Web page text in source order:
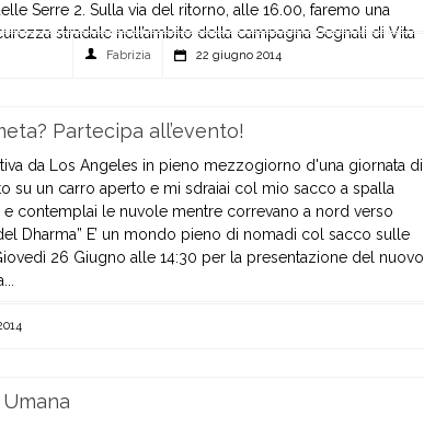
Serre 2. Sulla via del ritorno, alle 16.00, faremo una
stradale nell’ambito della campagna Segnali di Vita
Fabrizia 22 giugno 2014
Partecipa all’evento!
da Los Angeles in pieno mezzogiorno d'una giornata di
su un carro aperto e mi sdraiai col mio sacco a spalla
contemplai le nuvole mentre correvano a nord verso
Dharma” E’ un mondo pieno di nomadi col sacco sulle
26 Giugno alle 14:30 per la presentazione del nuovo